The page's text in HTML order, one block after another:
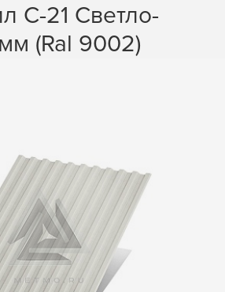
С-21 Светло-
(Ral 9002)